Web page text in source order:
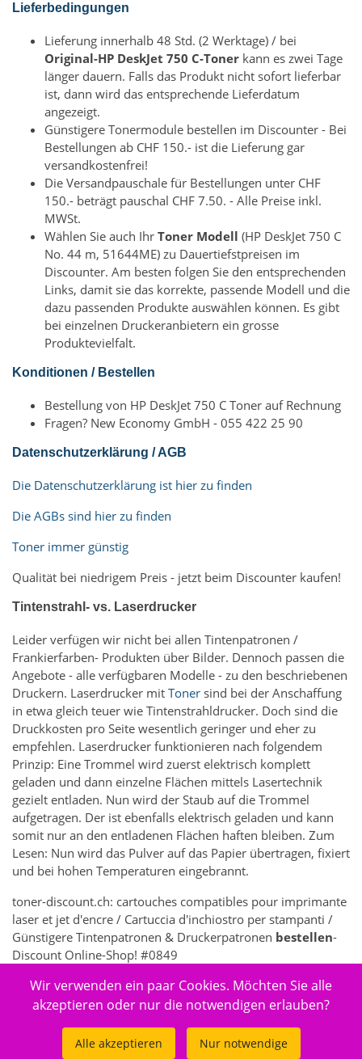
Lieferbedingungen
Lieferung innerhalb 48 Std. (2 Werktage) / bei
Original-HP DeskJet 750 C-Toner kann es zwei Tage
länger dauern. Falls das Produkt nicht sofort lieferbar
ist, dann wird das entsprechende Lieferdatum
angezeigt.
Günstigere Tonermodule bestellen im Discounter - Bei
Bestellungen ab CHF 150.- ist die Lieferung gar
versandkostenfrei!
Die Versandpauschale für Bestellungen unter CHF
150.- beträgt pauschal CHF 7.50. - Alle Preise inkl.
MWSt.
Wählen Sie auch Ihr Toner Modell (HP DeskJet 750 C
No. 44 m, 51644ME) zu Dauertiefstpreisen im
Discounter. Am besten folgen Sie den entsprechenden
Links, damit sie das korrekte, passende Modell und die
dazu passenden Produkte auswählen können. Es gibt
bei einzelnen Druckeranbietern ein grosse
Produktevielfalt.
Konditionen / Bestellen
Bestellung von HP DeskJet 750 C Toner auf Rechnung
Fragen? New Economy GmbH - 055 422 25 90
Datenschutzerklärung / AGB
Die Datenschutzerklärung ist hier zu finden
Die AGBs sind hier zu finden
Toner immer günstig
Qualität bei niedrigem Preis - jetzt beim Discounter kaufen!
Tintenstrahl- vs. Laserdrucker
Leider verfügen wir nicht bei allen Tintenpatronen /
Frankierfarben- Produkten über Bilder. Dennoch passen die
Angebote - alle verfügbaren Modelle - zu den beschriebenen
Druckern. Laserdrucker mit Toner sind bei der Anschaffung
in etwa gleich teuer wie Tintenstrahldrucker. Doch sind die
Druckkosten pro Seite wesentlich geringer und eher zu
empfehlen. Laserdrucker funktionieren nach folgendem
Prinzip: Eine Trommel wird zuerst elektrisch komplett
geladen und dann einzelne Flächen mittels Lasertechnik
gezielt entladen. Nun wird der Staub auf die Trommel
aufgetragen. Der ist ebenfalls elektrisch geladen und kann
somit nur an den entladenen Flächen haften bleiben. Zum
Lesen: Nun wird das Pulver auf das Papier übertragen, fixiert
und bei hohen Temperaturen eingebrannt.
toner-discount.ch: cartouches compatibles pour imprimante
laser et jet d'encre / Cartuccia d'inchiostro per stampanti /
Günstigere Tintenpatronen & Druckerpatronen bestellen-
Discount Online-Shop! #0849
5261 - Elektronik > Drucken, Kopieren, Scannen & Faxen >
Zubehör Drucker, Kopierer & Faxgeräte > Drucker-
Wir verwenden ein paar Cookies. Möchten Sie alle
akzeptieren oder nur die notwendigen erlauben?
Alle akzeptieren Nur notwendige